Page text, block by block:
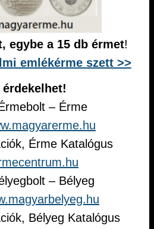
egybe a 15 db érmet!
emlékérme szett >>
érdekelhet!
– Érme
Érme Katalógus
– Bélyeg
Bélyeg Katalógus